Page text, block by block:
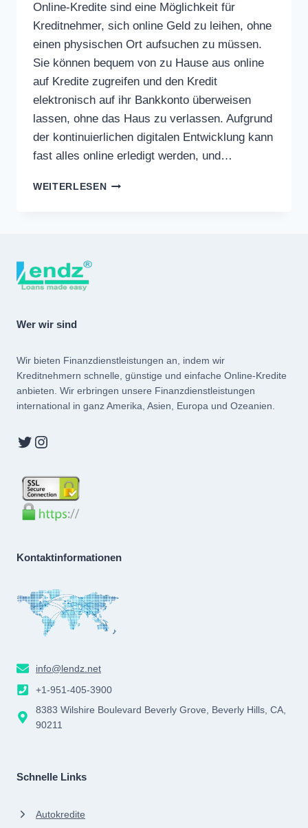
Online-Kredite sind eine Möglichkeit für
Kreditnehmer, sich online Geld zu leihen, ohne
einen physischen Ort aufsuchen zu müssen.
Sie können bequem von zu Hause aus online
auf Kredite zugreifen und den Kredit
elektronisch auf ihr Bankkonto überweisen
lassen, ohne das Haus zu verlassen. Aufgrund
der kontinuierlichen digitalen Entwicklung kann
fast alles online erledigt werden, und…
WEITERLESENONLINE-
Wer wir sind
Wir bieten Finanzdienstleistungen an, indem wir
Kreditnehmern schnelle, günstige und einfache Online-Kredite
anbieten. Wir erbringen unsere Finanzdienstleistungen
international in ganz Amerika, Asien, Europa und Ozeanien.
Twitter
Instagram
Kontaktinformationen
info@lendz.net
+1-951-405-3900
8383 Wilshire Boulevard Beverly Grove, Beverly Hills, CA,
90211
Schnelle Links
Autokredite